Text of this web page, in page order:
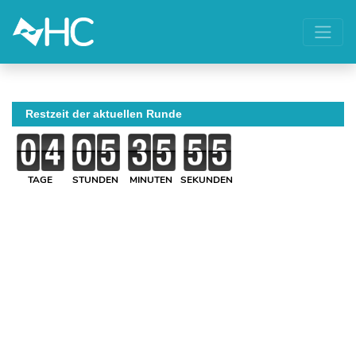
Restzeit der aktuellen Runde
TAGE STUNDEN MINUTEN SEKUNDEN